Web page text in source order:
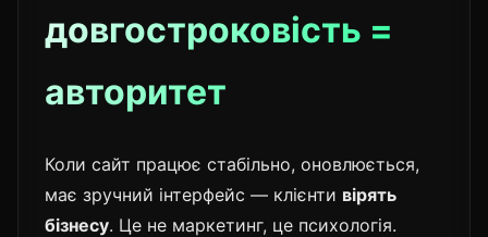
довгостроковість =
авторитет
Коли сайт працює стабільно, оновлюється,
має зручний інтерфейс — клієнти вірять
бізнесу. Це не маркетинг, це психологія.